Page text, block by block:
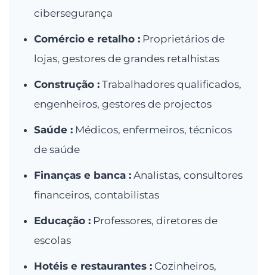
cibersegurança
Comércio e retalho :Proprietários de
lojas, gestores de grandes retalhistas
Construção :Trabalhadores qualificados,
engenheiros, gestores de projectos
Saúde :Médicos, enfermeiros, técnicos
de saúde
Finanças e banca :Analistas, consultores
financeiros, contabilistas
Educação :Professores, diretores de
escolas
Hotéis e restaurantes :Cozinheiros,